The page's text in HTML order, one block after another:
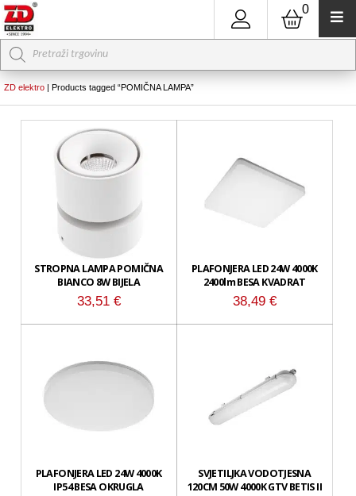
0
Products
search
ZD elektro | Products tagged “POMIČNA LAMPA”
STROPNA LAMPA POMIČNA
BIANCO 8W BIJELA
33,51 €
PLAFONJERA LED 24W 4000K
2400lm BESA KVADRAT
38,49€
PLAFONJERA LED 24W 4000K
IP54 BESA OKRUGLA
SVJETILJKA VODOTJESNA
120CM 50W 4000K GTV BETIS II